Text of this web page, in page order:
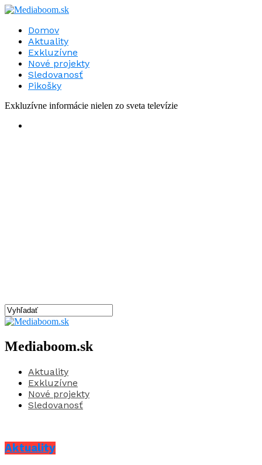
Domov
Aktuality
Exkluzívne
Nové projekty
Sledovanosť
Pikošky
Exkluzívne informácie nielen zo sveta televízie
Mediaboom.sk
Aktuality
Exkluzívne
Nové projekty
Sledovanosť
Aktuality